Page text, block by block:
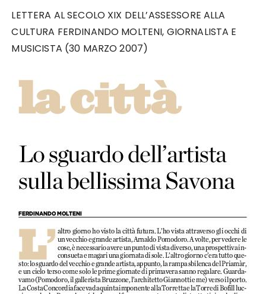
LETTERA AL SECOLO XIX DELL’ASSESSORE ALLA
CULTURA FERDINANDO MOLTENI, GIORNALISTA E
MUSICISTA (30 MARZO 2007)